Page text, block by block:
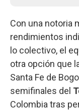
Con una notoria
rendimientos
lo colectivo, el
otra opción que
Santa Fe de
semifinales del
Colombia tras